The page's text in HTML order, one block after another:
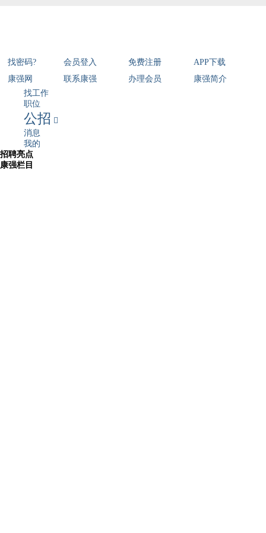
找密码? 会员登入 免费注册
APP下载
康强网
联系康强 办理会员
康强简介
找工作
职位
公招 
消息
我的
招聘亮点
康强栏目